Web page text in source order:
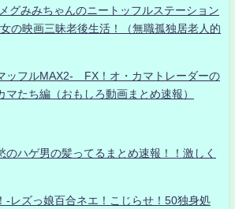
グみみちゃんのニートッフルステーション
の映画三昧老後生活！（無職孤独居老人的
ッフルMAX2- FX！オ・カマトレーダーの
たち編（おもしろ動画まとめ速報）
のハゲ男の髪ってるまとめ速報！！激しく
-レズっ娘百合ネエ！こじらせ！50独身処